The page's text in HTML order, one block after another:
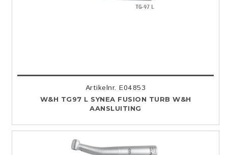
Artikelnr. E04853
W&H TG97 L SYNEA FUSION TURB W&H
AANSLUITING